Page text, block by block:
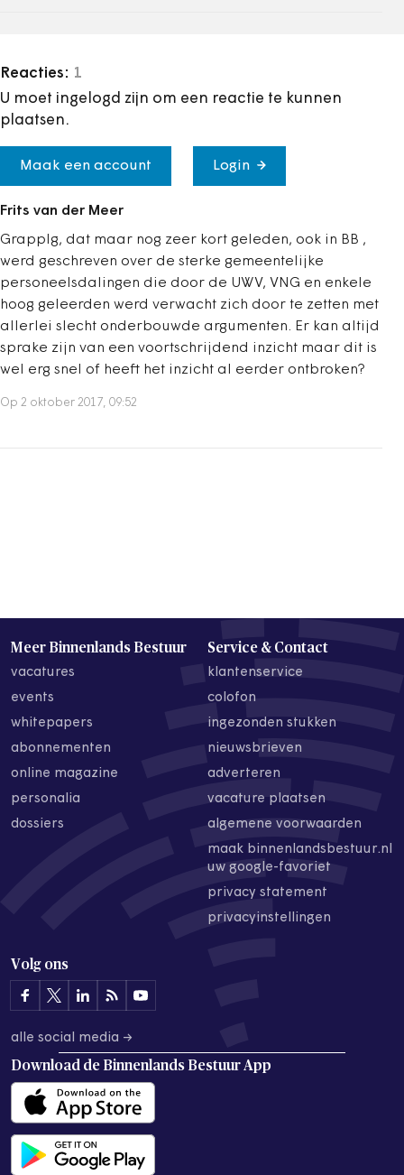
Reacties: 1
U moet ingelogd zijn om een reactie te kunnen
plaatsen.
Maak een account Login
Frits van der Meer
GrappIg, dat maar nog zeer kort geleden, ook in BB ,
werd geschreven over de sterke gemeentelijke
personeelsdalingen die door de UWV, VNG en enkele
hoog geleerden werd verwacht zich door te zetten met
allerlei slecht onderbouwde argumenten. Er kan altijd
sprake zijn van een voortschrijdend inzicht maar dit is
wel erg snel of heeft het inzicht al eerder ontbroken?
Op 2 oktober 2017, 09:52
Meer Binnenlands Bestuur
vacatures
events
whitepapers
abonnementen
online magazine
personalia
dossiers
Service & Contact
klantenservice
colofon
ingezonden stukken
nieuwsbrieven
adverteren
vacature plaatsen
algemene voorwaarden
maak binnenlandsbestuur.nl
uw google-favoriet
privacy statement
privacyinstellingen
Volg ons
alle social media →
Download de Binnenlands Bestuur App